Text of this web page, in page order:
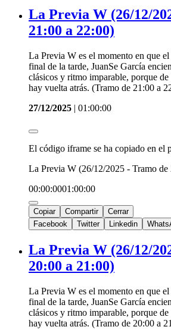
La Previa W (26/12/
21:00 a 22:00)
La Previa W es el momento en que
final de la tarde, JuanSe García
clásicos y ritmo imparable, porque
hay vuelta atrás. (Tramo de 21:00 a
27/12/2025 | 01:00:00
El código iframe se ha copiado en el
La Previa W (26/12/2025 - Tramo de
00:00:0001:00:00
Copiar Compartir
Cerrar
Facebook
Twitter Linkedin
La Previa W (26/12/
20:00 a 21:00)
La Previa W es el momento en que
final de la tarde, JuanSe García
clásicos y ritmo imparable, porque
hay vuelta atrás. (Tramo de 20:00 a